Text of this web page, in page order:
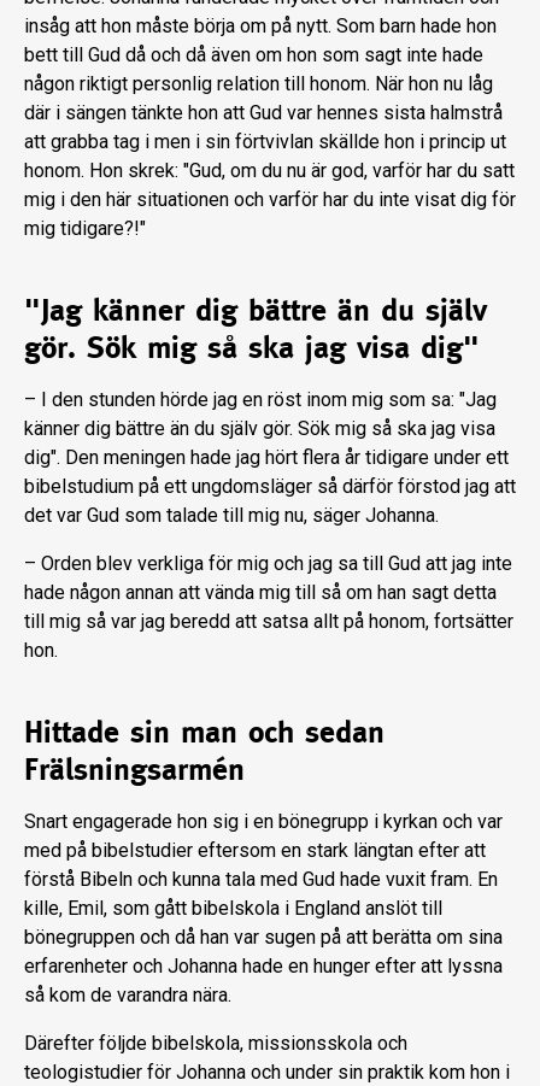
insåg att hon måste börja om på nytt. Som barn hade hon
bett till Gud då och då även om hon som sagt inte hade
någon riktigt personlig relation till honom. När hon nu låg
där i sängen tänkte hon att Gud var hennes sista halmstrå
att grabba tag i men i sin förtvivlan skällde hon i princip ut
honom. Hon skrek: "Gud, om du nu är god, varför har du satt
mig i den här situationen och varför har du inte visat dig för
mig tidigare?!"
"Jag känner dig bättre än du själv
gör. Sök mig så ska jag visa dig"
– I den stunden hörde jag en röst inom mig som sa: "Jag
känner dig bättre än du själv gör. Sök mig så ska jag visa
dig". Den meningen hade jag hört flera år tidigare under ett
bibelstudium på ett ungdomsläger så därför förstod jag att
det var Gud som talade till mig nu, säger Johanna.
– Orden blev verkliga för mig och jag sa till Gud att jag inte
hade någon annan att vända mig till så om han sagt detta
till mig så var jag beredd att satsa allt på honom, fortsätter
hon.
Hittade sin man och sedan
Frälsningsarmén
Snart engagerade hon sig i en bönegrupp i kyrkan och var
med på bibelstudier eftersom en stark längtan efter att
förstå Bibeln och kunna tala med Gud hade vuxit fram. En
kille, Emil, som gått bibelskola i England anslöt till
bönegruppen och då han var sugen på att berätta om sina
erfarenheter och Johanna hade en hunger efter att lyssna
så kom de varandra nära.
Därefter följde bibelskola, missionsskola och
teologistudier för Johanna och under sin praktik kom hon i